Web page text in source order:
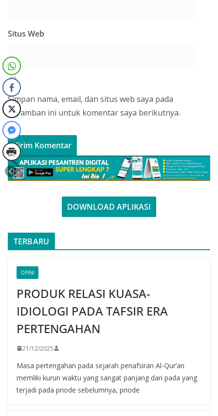
Situs Web
Simpan nama, email, dan situs web saya pada
peramban ini untuk komentar saya berikutnya.
DOWNLOAD APLIKASI
TERBARU
OPINI
PRODUK RELASI KUASA-
IDIOLOGI PADA TAFSIR ERA
PERTENGAHAN
21/12/2025
Masa pertengahan pada sejarah penafsiran Al-Qur’an
memliki kurun waktu yang sangat panjang dari pada yang
terjadi pada priode sebelumnya, priode